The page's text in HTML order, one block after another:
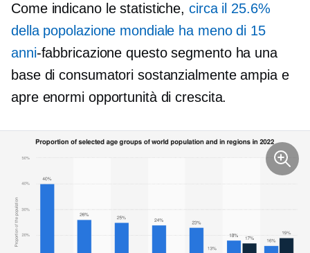
Come indicano le statistiche, circa il 25.6%
della popolazione mondiale ha meno di 15
anni-fabbricazione questo segmento ha una
base di consumatori sostanzialmente ampia e
apre enormi opportunità di crescita.